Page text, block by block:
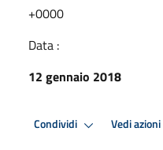
+0000
Data :
12 gennaio 2018
Condividi Vedi azioni